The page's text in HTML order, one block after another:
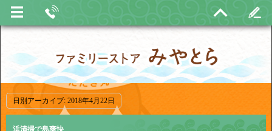
日別アーカイブ: 2018年4月22日
浜清掃で島爽快